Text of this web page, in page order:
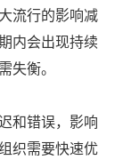
流行的影响减
内会出现持续
失衡。
和错误，影响
织需要快速优